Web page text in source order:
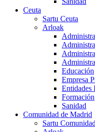
Ceuta
Sartu Ceuta
Arloak
Educación
Empresa
Entidades
Formación
Sanidad
Comunidad de Madrid
Sartu